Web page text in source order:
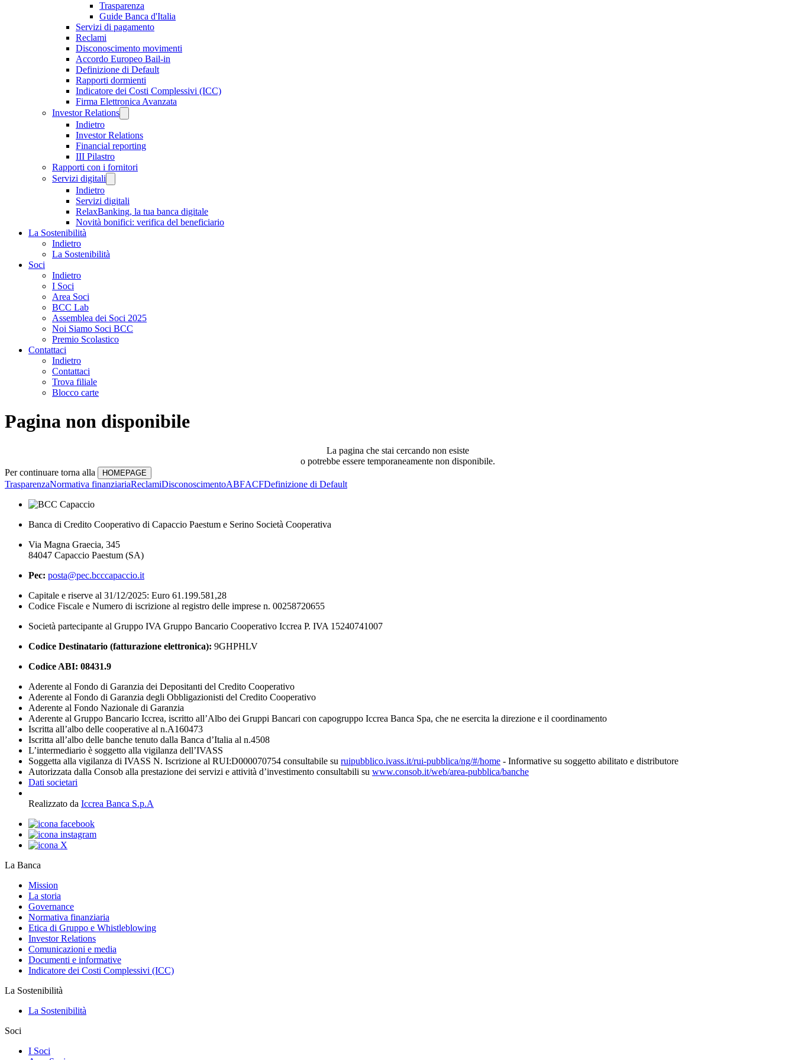
Trasparenza
Guide Banca d'Italia
Servizi di pagamento
Reclami
Disconoscimento movimenti
Accordo Europeo Bail-in
Definizione di Default
Rapporti dormienti
Indicatore dei Costi Complessivi (ICC)
Firma Elettronica Avanzata
Investor Relations
Indietro
Investor Relations
Financial reporting
III Pilastro
Rapporti con i fornitori
Servizi digitali
Indietro
Servizi digitali
RelaxBanking, la tua banca digitale
Novità bonifici: verifica del beneficiario
La Sostenibilità
Indietro
La Sostenibilità
Soci
Indietro
I Soci
Area Soci
BCC Lab
Assemblea dei Soci 2025
Noi Siamo Soci BCC
Premio Scolastico
Contattaci
Indietro
Contattaci
Trova filiale
Blocco carte
Pagina non disponibile
La pagina che stai cercando non esiste
o potrebbe essere temporaneamente non disponibile.
Per continuare torna alla
TrasparenzaNormativa finanziariaReclamiDisconoscimentoABFACFDefinizione di Default
Banca di Credito Cooperativo di Capaccio Paestum e Serino Società Cooperativa
Via Magna Graecia, 345
84047 Capaccio Paestum (SA)
Pec: posta@pec.bcccapaccio.it
Capitale e riserve al 31/12/2025: Euro 61.199.581,28
Codice Fiscale e Numero di iscrizione al registro delle imprese n. 00258720655
Società partecipante al Gruppo IVA Gruppo Bancario Cooperativo Iccrea P. IVA 15240741007
Codice Destinatario (fatturazione elettronica): 9GHPHLV
Codice ABI: 08431.9
Aderente al Fondo di Garanzia dei Depositanti del Credito Cooperativo
Aderente al Fondo di Garanzia degli Obbligazionisti del Credito Cooperativo
Aderente al Fondo Nazionale di Garanzia
Aderente al Gruppo Bancario Iccrea, iscritto all’Albo dei Gruppi Bancari con capogruppo Iccrea Banca Spa, che ne esercita la direzione e il coordinamento
Iscritta all’albo delle cooperative al n.A160473
Iscritta all’albo delle banche tenuto dalla Banca d’Italia al n.4508
L’intermediario è soggetto alla vigilanza dell’IVASS
Soggetta alla vigilanza di IVASS N. Iscrizione al RUI:D000070754 consultabile su ruipubblico.ivass.it/rui-pubblica/ng/#/home - Informative su soggetto abilitato e distributore
Autorizzata dalla Consob alla prestazione dei servizi e attività d’investimento consultabili su www.consob.it/web/area-pubblica/banche
Dati societari
Realizzato da Iccrea Banca S.p.A
La Banca
Mission
La storia
Governance
Normativa finanziaria
Etica di Gruppo e Whistleblowing
Investor Relations
Comunicazioni e media
Documenti e informative
Indicatore dei Costi Complessivi (ICC)
La Sostenibilità
La Sostenibilità
Soci
I Soci